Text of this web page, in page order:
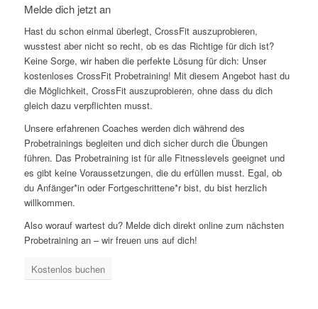
Melde dich jetzt an
Hast du schon einmal überlegt, CrossFit auszuprobieren,
wusstest aber nicht so recht, ob es das Richtige für dich ist?
Keine Sorge, wir haben die perfekte Lösung für dich: Unser
kostenloses CrossFit Probetraining! Mit diesem Angebot hast du
die Möglichkeit, CrossFit auszuprobieren, ohne dass du dich
gleich dazu verpflichten musst.
Unsere erfahrenen Coaches werden dich während des
Probetrainings begleiten und dich sicher durch die Übungen
führen. Das Probetraining ist für alle Fitnesslevels geeignet und
es gibt keine Voraussetzungen, die du erfüllen musst. Egal, ob
du Anfänger*in oder Fortgeschrittene*r bist, du bist herzlich
willkommen.
Also worauf wartest du? Melde dich direkt online zum nächsten
Probetraining an – wir freuen uns auf dich!
Kostenlos buchen